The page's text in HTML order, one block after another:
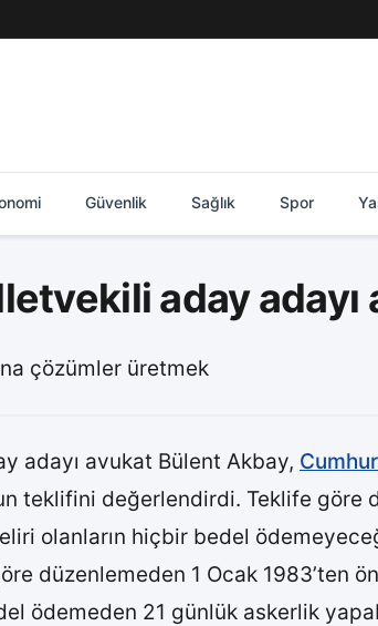
Güvenlik Sağlık Spor
aday
çözümler üretmek
adayı avukat Bülent Akbay,
teklifini değerlendirdi. Teklife
olanların hiçbir bedel
düzenlemeden 1 Ocak 1983’ten
ödemeden 21 günlük askerlik